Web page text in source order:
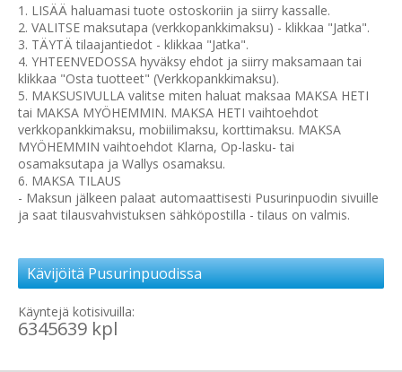
1. LISÄÄ haluamasi tuote ostoskoriin ja siirry kassalle.
2. VALITSE maksutapa (verkkopankkimaksu) - klikkaa "Jatka".
3. TÄYTÄ tilaajantiedot - klikkaa "Jatka".
4. YHTEENVEDOSSA hyväksy ehdot ja siirry maksamaan tai
klikkaa "Osta tuotteet" (Verkkopankkimaksu).
5. MAKSUSIVULLA valitse miten haluat maksaa MAKSA HETI
tai MAKSA MYÖHEMMIN. MAKSA HETI vaihtoehdot
verkkopankkimaksu, mobiilimaksu, korttimaksu. MAKSA
MYÖHEMMIN vaihtoehdot Klarna, Op-lasku- tai
osamaksutapa ja Wallys osamaksu.
6. MAKSA TILAUS
- Maksun jälkeen palaat automaattisesti Pusurinpuodin sivuille
ja saat tilausvahvistuksen sähköpostilla - tilaus on valmis.
Kävijöitä Pusurinpuodissa
Käyntejä kotisivuilla:
6345639 kpl